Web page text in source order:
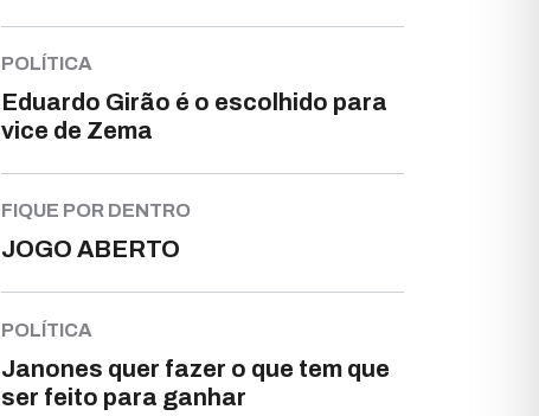
POLÍTICA
Eduardo Girão é o escolhido para
vice de Zema
FIQUE POR DENTRO
JOGO ABERTO
POLÍTICA
Janones quer fazer o que tem que
ser feito para ganhar